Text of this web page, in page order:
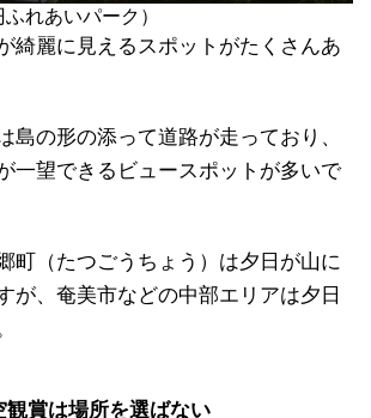
れあいパーク）
綺麗に見えるスポットがたくさんあ
島の形の添って道路が走っており、
一望できるビュースポットが多いで
町（たつごうちょう）は夕日が山に
が、奄美市などの中部エリアは夕日
観賞は場所を選ばない